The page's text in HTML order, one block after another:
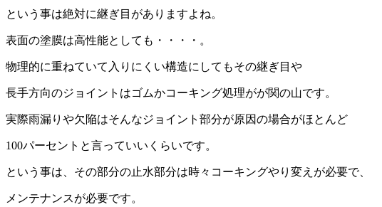
という事は絶対に継ぎ目がありますよね。
表面の塗膜は高性能としても・・・・。
物理的に重ねていて入りにくい構造にしてもその継ぎ目や
長手方向のジョイントはゴムかコーキング処理がが関の山です。
実際雨漏りや欠陥はそんなジョイント部分が原因の場合がほとんど
100パーセントと言っていいくらいです。
という事は、その部分の止水部分は時々コーキングやり変えが必要で、
メンテナンスが必要です。